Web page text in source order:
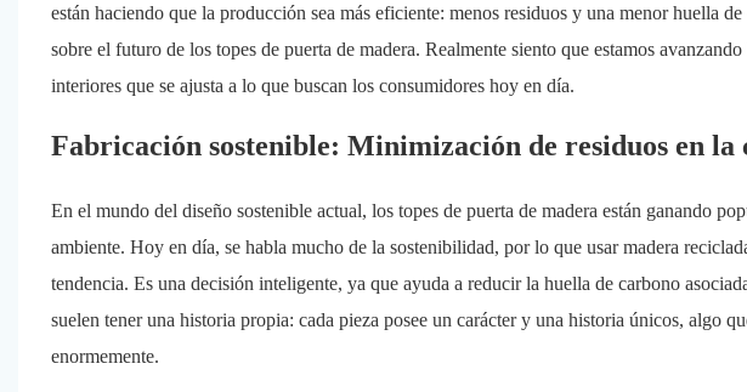
están haciendo que la producción sea más eficiente: menos residuos y una menor huella
sobre el futuro de los topes de puerta de madera. Realmente siento que estamos
interiores que se ajusta a lo que buscan los consumidores hoy en día.
Fabricación sostenible: Minimización de residuos en la
En el mundo del diseño sostenible actual, los topes de puerta de madera están ganando
ambiente. Hoy en día, se habla mucho de la sostenibilidad, por lo que usar madera
tendencia. Es una decisión inteligente, ya que ayuda a reducir la huella de carbono
suelen tener una historia propia: cada pieza posee un carácter y una historia únicos, algo
enormemente.